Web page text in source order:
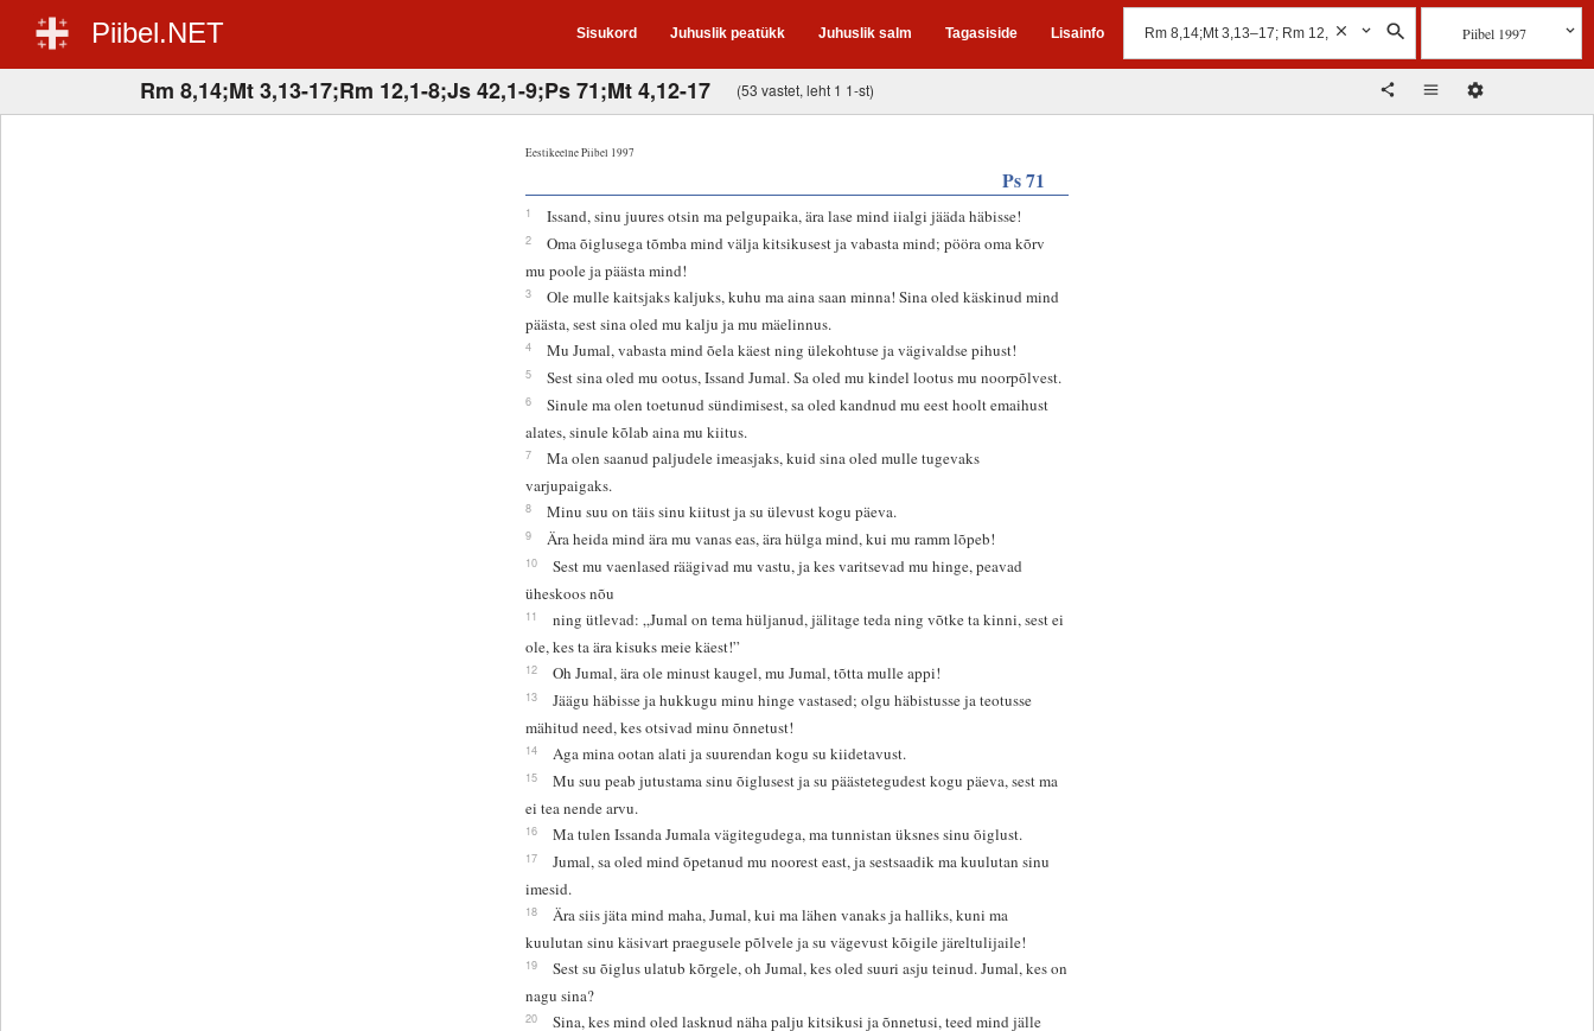
Piibel.NET Sisukord Juhuslik peatükk Juhuslik salm Tagasiside Lisainfo Piibel 1997
Rm 8,14;Mt 3,13-17;Rm 12,1-8;Js 42,1-9;Ps 71;Mt 4,12-17 (53 vastet, leht 1 1-st)
Eestikeelne Piibel 1997
Ps 71
1 Issand, sinu juures otsin ma pelgupaika, ära lase mind iialgi jääda häbisse!
2
Oma õiglusega tõmba mind välja kitsikusest ja vabasta mind; pööra oma kõrv
mu poole ja päästa mind!
3
Ole mulle kaitsjaks kaljuks, kuhu ma aina saan minna! Sina oled käskinud mind
päästa, sest sina oled mu kalju ja mu mäelinnus.
4 Mu Jumal, vabasta mind õela käest ning ülekohtuse ja vägivaldse pihust!
5 Sest sina oled mu ootus, Issand Jumal. Sa oled mu kindel lootus mu noorpõlvest.
6
Sinule ma olen toetunud sündimisest, sa oled kandnud mu eest hoolt emaihust
alates, sinule kõlab aina mu kiitus.
7
Ma olen saanud paljudele imeasjaks, kuid sina oled mulle tugevaks
varjupaigaks.
8 Minu suu on täis sinu kiitust ja su ülevust kogu päeva.
9 Ära heida mind ära mu vanas eas, ära hülga mind, kui mu ramm lõpeb!
10
Sest mu vaenlased räägivad mu vastu, ja kes varitsevad mu hinge, peavad
üheskoos nõu
11
ning ütlevad: „Jumal on tema hüljanud, jälitage teda ning võtke ta kinni, sest ei
ole, kes ta ära kisuks meie käest!”
12 Oh Jumal, ära ole minust kaugel, mu Jumal, tõtta mulle appi!
13
Jäägu häbisse ja hukkugu minu hinge vastased; olgu häbistusse ja teotusse
mähitud need, kes otsivad minu õnnetust!
14 Aga mina ootan alati ja suurendan kogu su kiidetavust.
15
Mu suu peab jutustama sinu õiglusest ja su päästetegudest kogu päeva, sest ma
ei tea nende arvu.
16 Ma tulen Issanda Jumala vägitegudega, ma tunnistan üksnes sinu õiglust.
17
Jumal, sa oled mind õpetanud mu noorest east, ja sestsaadik ma kuulutan sinu
imesid.
18
Ära siis jäta mind maha, Jumal, kui ma lähen vanaks ja halliks, kuni ma
kuulutan sinu käsivart praegusele põlvele ja su vägevust kõigile järeltulijaile!
19
Sest su õiglus ulatub kõrgele, oh Jumal, kes oled suuri asju teinud. Jumal, kes on
nagu sina?
20
Sina, kes mind oled lasknud näha palju kitsikusi ja õnnetusi, teed mind jälle